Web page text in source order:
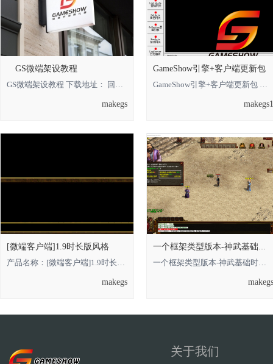
GS微端架设教程
GS微端架设教程 下载地址： 回复可见 **** 本内容被作者隐藏 ****
makegs
GameShow引擎+客户端更新包
GameShow引擎+客户端更新包 下载地址： 回复可见 **** 本内容被作者隐藏 **** *
makegs1
[微端客户端]1.9时长版风格
产品名称：[微端客户端]1.9时长版风格 **** 本内容被作者隐藏 **** **** 本内容被
makegs
一个框架类型版本-神武基础时长版的，借鉴
一个框架类型版本-神武基础时长版的**** 本内容被作者隐藏 ****，借鉴即可 金币
makegs
关于我们